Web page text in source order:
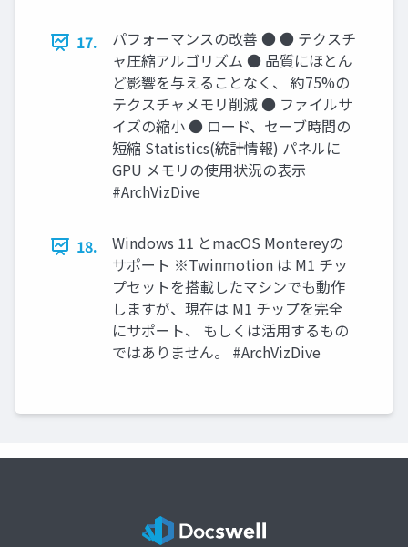
17.
パフォーマンスの改善 ● ● テクスチ
ャ圧縮アルゴリズム ● 品質にほとん
ど影響を与えることなく、 約75%の
テクスチャメモリ削減 ● ファイルサ
イズの縮小 ● ロード、セーブ時間の
短縮 Statistics(統計情報) パネルに
GPU メモリの使用状況の表示
#ArchVizDive
18.
Windows 11 とmacOS Montereyの
サポート ※Twinmotion は M1 チッ
プセットを搭載したマシンでも動作
しますが、現在は M1 チップを完全
にサポート、 もしくは活用するもの
ではありません。 #ArchVizDive